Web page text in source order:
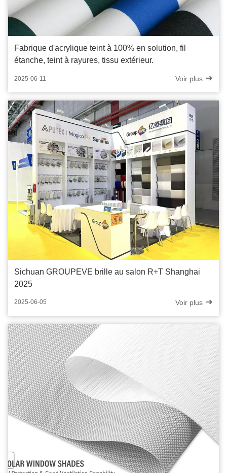
Fabrique d'acrylique teint à 100% en solution, fil
étanche, teint à rayures, tissu extérieur.
2025-06-11 Voir plus
Sichuan GROUPEVE brille au salon R+T Shanghai
2025
2025-06-05 Voir plus